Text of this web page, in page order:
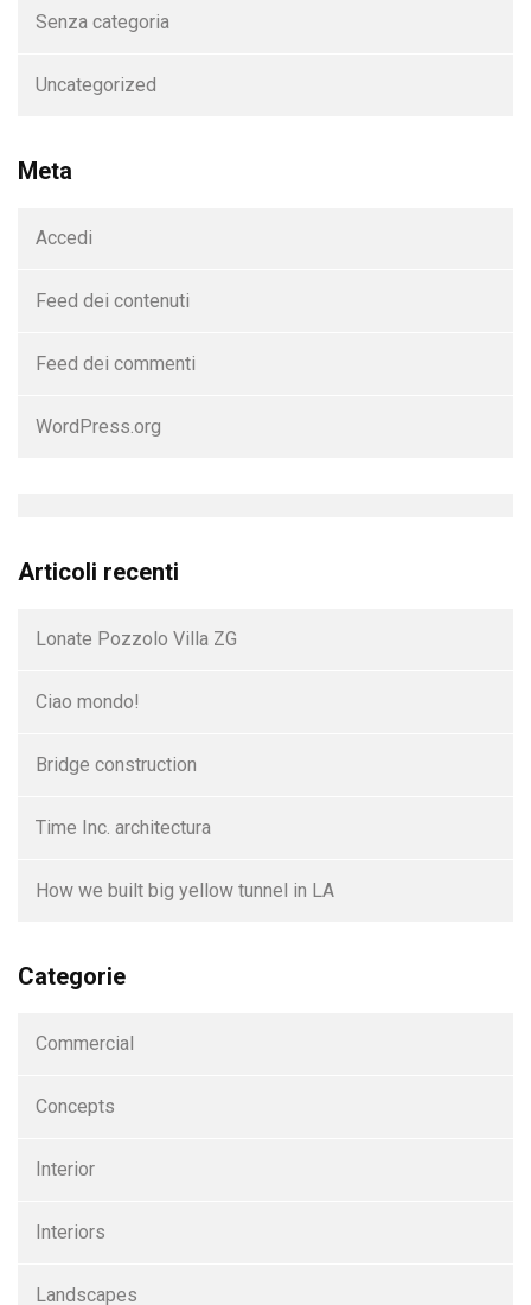
Senza categoria
Uncategorized
Meta
Accedi
Feed dei contenuti
Feed dei commenti
WordPress.org
Articoli recenti
Lonate Pozzolo Villa ZG
Ciao mondo!
Bridge construction
Time Inc. architectura
How we built big yellow tunnel in LA
Categorie
Commercial
Concepts
Interior
Interiors
Landscapes